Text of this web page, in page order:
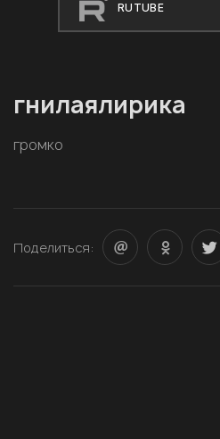
RUTUBE
гнилаялирика
громко
Поделиться: